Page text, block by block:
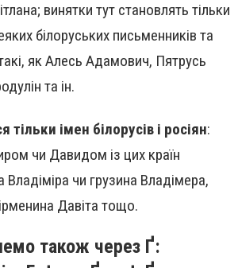
винятки тут становлять тільки
білоруських письменників та
як Алесь Адамович, Пятрусь
та ін.
тільки імен білорусів і росіян:
чи Давидом із цих країн
Владіміра чи грузина Владімера,
Давіта тощо.
також через Ґ: